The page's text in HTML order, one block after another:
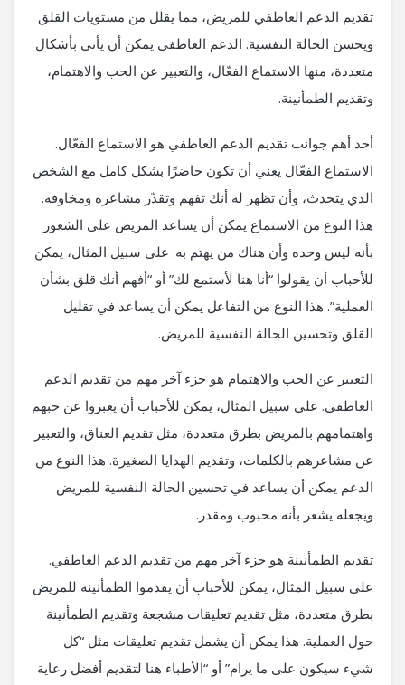
تقديم الدعم العاطفي للمريض، مما يقلل من مستويات القلق
ويحسن الحالة النفسية. الدعم العاطفي يمكن أن يأتي بأشكال
متعددة، منها الاستماع الفعّال، والتعبير عن الحب والاهتمام،
وتقديم الطمأنينة.
أحد أهم جوانب تقديم الدعم العاطفي هو الاستماع الفعّال.
الاستماع الفعّال يعني أن تكون حاضرًا بشكل كامل مع الشخص
الذي يتحدث، وأن تظهر له أنك تفهم وتقدّر مشاعره ومخاوفه.
هذا النوع من الاستماع يمكن أن يساعد المريض على الشعور
بأنه ليس وحده وأن هناك من يهتم به. على سبيل المثال، يمكن
للأحباب أن يقولوا “أنا هنا لأستمع لك” أو “أفهم أنك قلق بشأن
العملية”. هذا النوع من التفاعل يمكن أن يساعد في تقليل
القلق وتحسين الحالة النفسية للمريض.
التعبير عن الحب والاهتمام هو جزء آخر مهم من تقديم الدعم
العاطفي. على سبيل المثال، يمكن للأحباب أن يعبروا عن حبهم
واهتمامهم بالمريض بطرق متعددة، مثل تقديم العناق، والتعبير
عن مشاعرهم بالكلمات، وتقديم الهدايا الصغيرة. هذا النوع من
الدعم يمكن أن يساعد في تحسين الحالة النفسية للمريض
ويجعله يشعر بأنه محبوب ومقدر.
تقديم الطمأنينة هو جزء آخر مهم من تقديم الدعم العاطفي.
على سبيل المثال، يمكن للأحباب أن يقدموا الطمأنينة للمريض
بطرق متعددة، مثل تقديم تعليقات مشجعة وتقديم الطمأنينة
حول العملية. هذا يمكن أن يشمل تقديم تعليقات مثل “كل
شيء سيكون على ما يرام” أو “الأطباء هنا لتقديم أفضل رعاية